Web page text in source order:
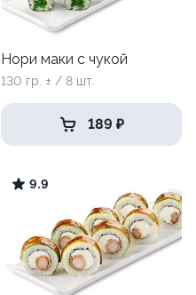
Нори маки с чукой
130 гр. ± / 8 шт.
189 ₽
9.9